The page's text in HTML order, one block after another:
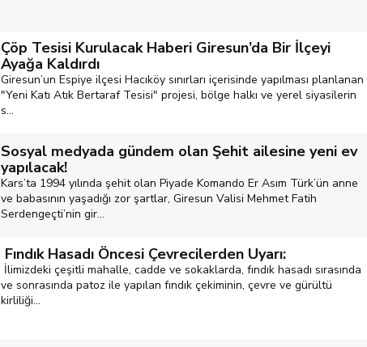
Çöp Tesisi Kurulacak Haberi Giresun’da Bir İlçeyi
Ayağa Kaldırdı
Giresun’un Espiye ilçesi Hacıköy sınırları içerisinde yapılması planlanan
"Yeni Katı Atık Bertaraf Tesisi" projesi, bölge halkı ve yerel siyasilerin
s...
Sosyal medyada gündem olan Şehit ailesine yeni ev
yapılacak!
Kars’ta 1994 yılında şehit olan Piyade Komando Er Asım Türk’ün anne
ve babasının yaşadığı zor şartlar, Giresun Valisi Mehmet Fatih
Serdengeçti’nin gir...
Fındık Hasadı Öncesi Çevrecilerden Uyarı:
İlimizdeki çeşitli mahalle, cadde ve sokaklarda, fındık hasadı sırasında
ve sonrasında patoz ile yapılan fındık çekiminin, çevre ve gürültü
kirliliği...